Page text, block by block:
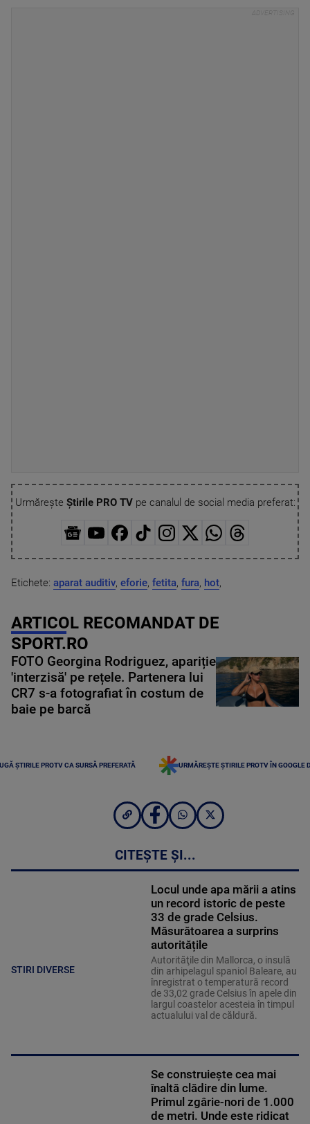
Urmărește Știrile PRO TVpe canalul de social media preferat:
Etichete: aparat auditiv, eforie, fetita, fura, hot,
ARTICOL RECOMANDAT DE
SPORT.RO
FOTO Georgina Rodriguez, apariție
'interzisă' pe rețele. Partenera lui
CR7 s-a fotografiat în costum de
baie pe barcă
ȘTIRILE PROTV CA SURSĂ PREFERATĂ URMĂREȘTE ȘTIRILE PROTV ÎN GOOGLE
CITEȘTE ȘI...
STIRI DIVERSE
Locul unde apa mării a atins
un record istoric de peste
33 de grade Celsius.
Măsurătoarea a surprins
autoritățile
Autorităţile din Mallorca, o insulă
din arhipelagul spaniol Baleare, au
înregistrat o temperatură record
de 33,02 grade Celsius în apele din
largul coastelor acesteia în timpul
actualului val de căldură.
Se construiește cea mai
înaltă clădire din lume.
Primul zgârie-nori de 1.000
de metri. Unde este ridicat